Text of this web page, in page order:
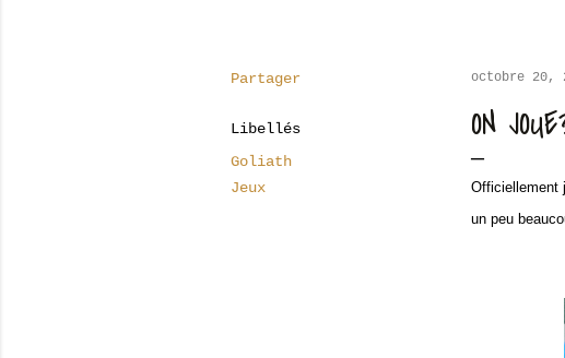
Partager
Libellés
Goliath
Jeux
octobre 20,
ON
Officiellement
un peu